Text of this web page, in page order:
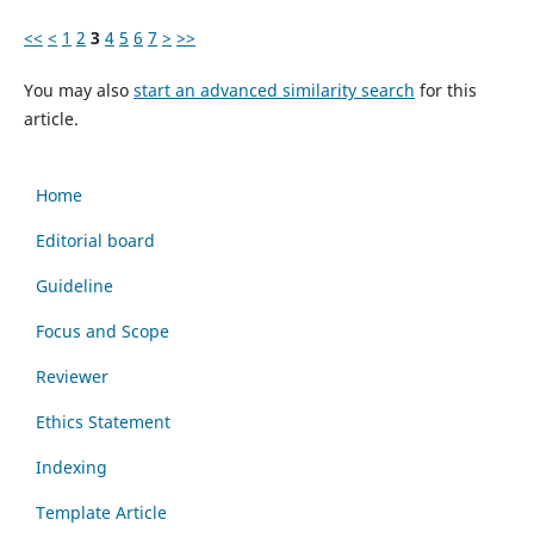
<< < 1 2 3 4 5 6 7 > >>
You may also start an advanced similarity search for this
article.
Home
Editorial board
Guideline
Focus and Scope
Reviewer
Ethics Statement
Indexing
Template Article